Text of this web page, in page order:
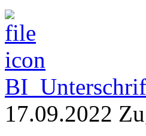
17.09.2022